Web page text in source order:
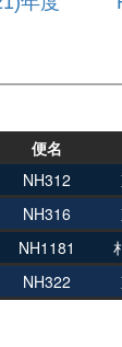
便名
NH312
NH316
NH1181
NH322